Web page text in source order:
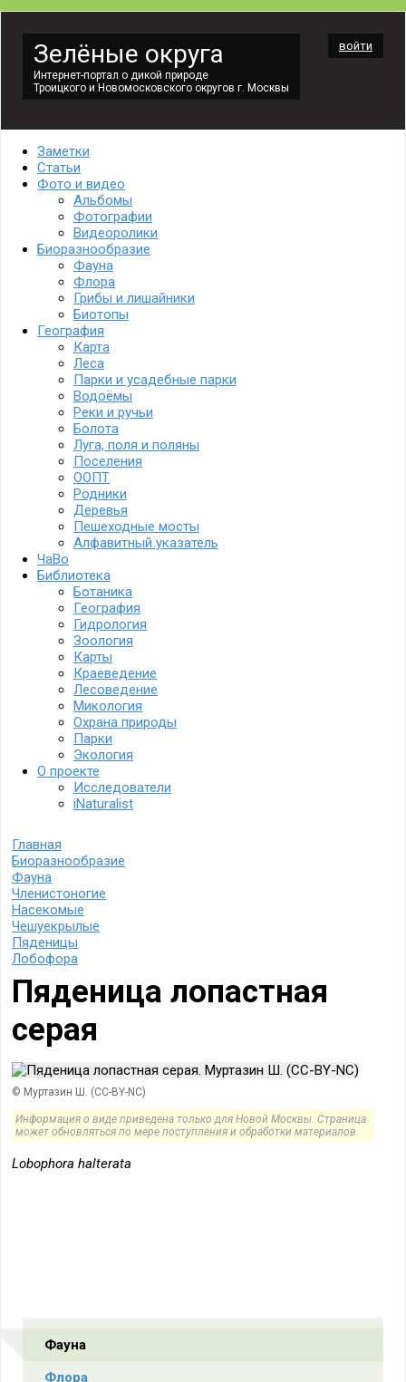
Зелёные округа
Интернет-портал о дикой природе
Троицкого и Новомосковского округов г. Москвы
войти
Заметки
Статьи
Фото и видео
Альбомы
Фотографии
Видеоролики
Биоразнообразие
Фауна
Флора
Грибы и лишайники
Биотопы
География
Карта
Леса
Парки и усадебные парки
Водоёмы
Реки и ручьи
Болота
Луга, поля и поляны
Поселения
ООПТ
Родники
Деревья
Пешеходные мосты
Алфавитный указатель
ЧаВо
Библиотека
Ботаника
География
Гидрология
Зоология
Карты
Краеведение
Лесоведение
Микология
Охрана природы
Парки
Экология
О проекте
Исследователи
iNaturalist
Главная
Биоразнообразие
Фауна
Членистоногие
Насекомые
Чешуекрылые
Пяденицы
Лобофора
Пяденица лопастная
серая
© Муртазин Ш. (CC-BY-NC)
Lobophora halterata
Фауна
Флора